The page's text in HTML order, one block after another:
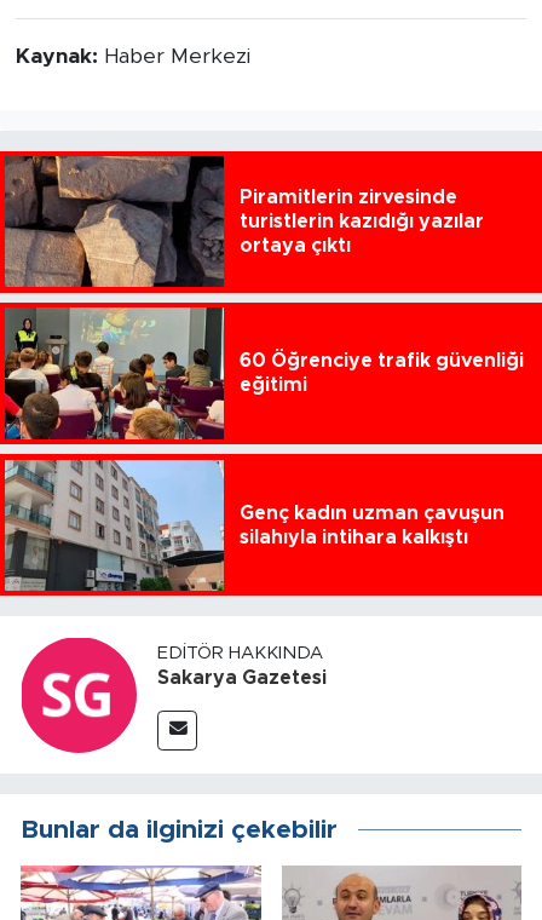
Kaynak: Haber Merkezi
Piramitlerin zirvesinde
turistlerin kazıdığı yazılar
ortaya çıktı
60 Öğrenciye trafik güvenliği
eğitimi
Genç kadın uzman çavuşun
silahıyla intihara kalkıştı
EDITÖR HAKKINDA
Sakarya Gazetesi
Bunlar da ilginizi çekebilir